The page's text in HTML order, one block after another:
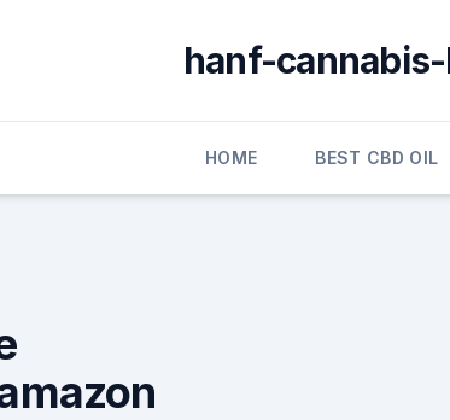
hanf-
HOME BEST CBD OIL